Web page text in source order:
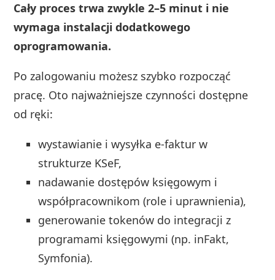
Cały proces trwa zwykle 2–5 minut i nie
wymaga instalacji dodatkowego
oprogramowania.
Po zalogowaniu możesz szybko rozpocząć
pracę. Oto najważniejsze czynności dostępne
od ręki:
wystawianie i wysyłka e-faktur w
strukturze KSeF,
nadawanie dostępów księgowym i
współpracownikom (role i uprawnienia),
generowanie tokenów do integracji z
programami księgowymi (np. inFakt,
Symfonia).